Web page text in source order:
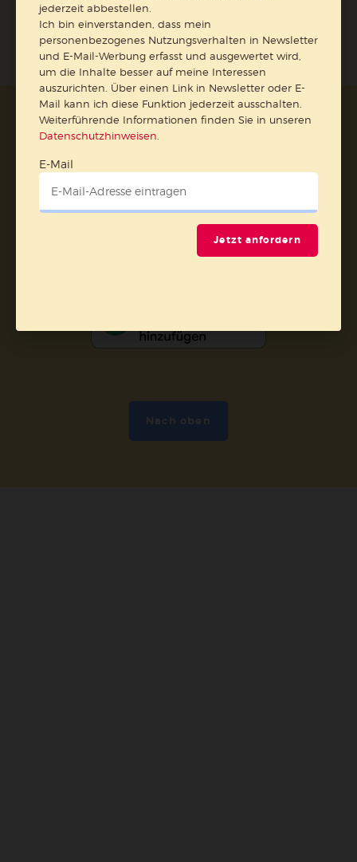
AGB und Widerrufsbelehrung
Datenschutz
Barrierefreiheit
Vertrag widerrufen
Abo online kündigen
jederzeit abbestellen.
Ich bin einverstanden, dass mein
personenbezogenes Nutzungsverhalten in Newsletter
und E-Mail-Werbung erfasst und ausgewertet wird,
um die Inhalte besser auf meine Interessen
auszurichten. Über einen Link in Newsletter oder E-
Mail kann ich diese Funktion jederzeit ausschalten.
Weiterführende Informationen finden Sie in unseren
Datenschutzhinweisen
E-Mail
Jetzt anfordern